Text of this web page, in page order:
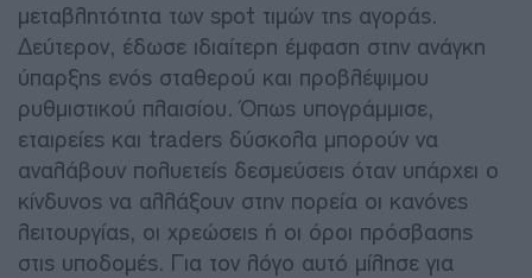
μεταβλητότητα των spot τιμών της αγοράς.
Δεύτερον, έδωσε ιδιαίτερη έμφαση στην ανάγκη
ύπαρξης ενός σταθερού και προβλέψιμου
ρυθμιστικού πλαισίου. Όπως υπογράμμισε,
εταιρείες και traders δύσκολα μπορούν να
αναλάβουν πολυετείς δεσμεύσεις όταν υπάρχει ο
κίνδυνος να αλλάξουν στην πορεία οι κανόνες
λειτουργίας, οι χρεώσεις ή οι όροι πρόσβασης
στις υποδομές. Για τον λόγο αυτό μίλησε για